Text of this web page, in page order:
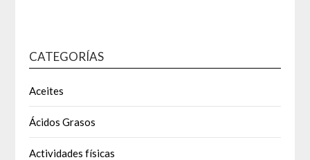
CATEGORÍAS
Aceites
Ácidos Grasos
Actividades físicas